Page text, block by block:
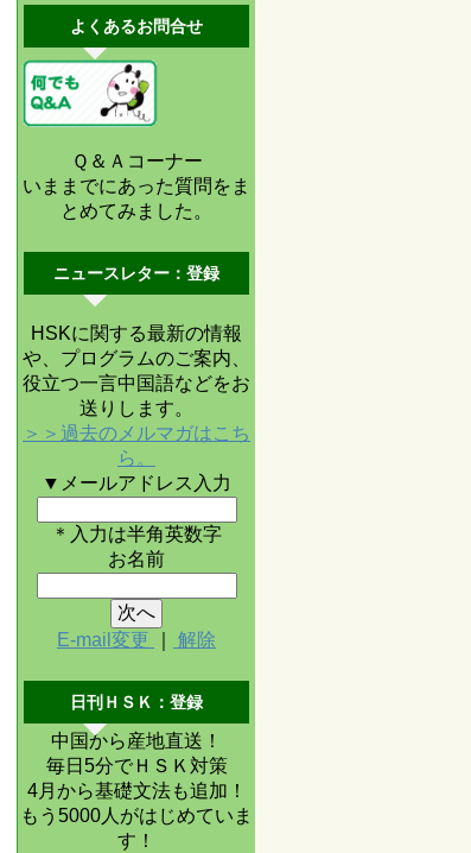
よくあるお問合せ
Ｑ＆Ａコーナー
いままでにあった質問をま
とめてみました。
ニュースレター：登録
HSKに関する最新の情報
や、プログラムのご案内、
役立つ一言中国語などをお
送りします。
＞＞過去のメルマガはこち
ら。
▼メールアドレス入力
＊入力は半角英数字
お名前
E-mail変更 解除
日刊ＨＳＫ：登録
中国から産地直送！
毎日5分でＨＳＫ対策
4月から基礎文法も追加！
もう5000人がはじめていま
す！